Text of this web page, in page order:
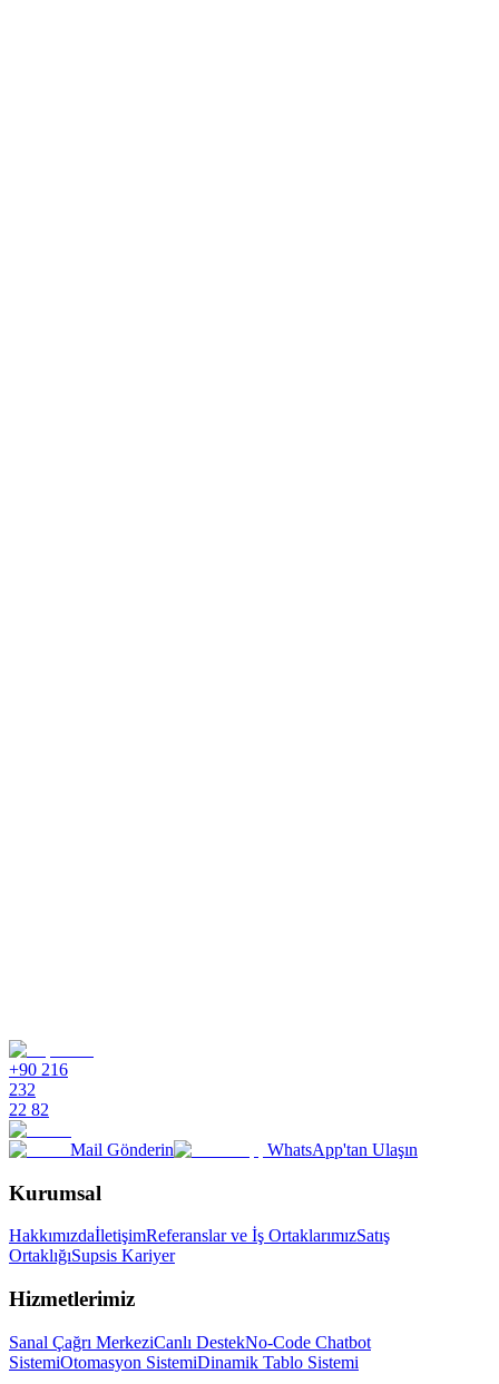
+90 216
232
22 82
Mail Gönderin WhatsApp'tan Ulaşın
Kurumsal
HakkımızdaİletişimReferanslar ve İş OrtaklarımızSatış
OrtaklığıSupsis Kariyer
Hizmetlerimiz
Sanal Çağrı MerkeziCanlı DestekNo-Code Chatbot
SistemiOtomasyon SistemiDinamik Tablo Sistemi